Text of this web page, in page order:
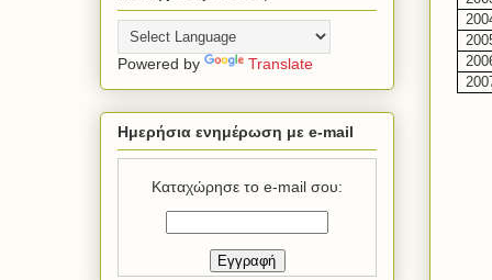
Powered by Translate
Ημερήσια ενημέρωση με e-mail
Καταχώρησε το e-mail σου: